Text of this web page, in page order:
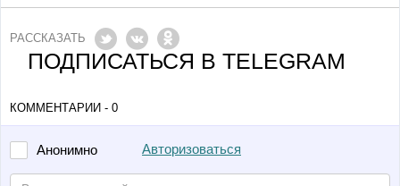
РАССКАЗАТЬ
ПОДПИСАТЬСЯ В TELEGRAM
КОММЕНТАРИИ - 0
Анонимно Авторизоваться